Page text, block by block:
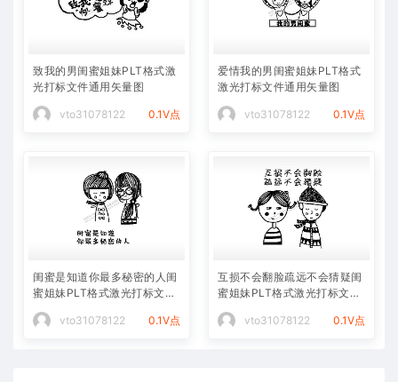
致我的男闺蜜姐妹PLT格式激
光打标文件通用矢量图
vto31078122 0.1V点
爱情我的男闺蜜姐妹PLT格式
激光打标文件通用矢量图
vto31078122 0.1V点
闺蜜是知道你最多秘密的人闺
蜜姐妹PLT格式激光打标文件
通用矢量图
vto31078122
0.1V点
互损不会翻脸疏远不会猜疑闺
蜜姐妹PLT格式激光打标文件
通用矢量图
vto31078122
0.1V点